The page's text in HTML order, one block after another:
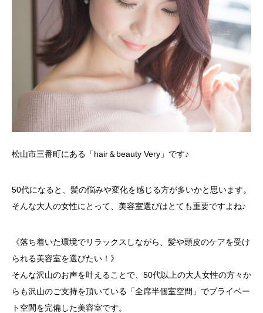
松山市三番町にある「hair＆beauty Very」です♪
50代になると、髪の悩みや変化を感じる方が多いかと思います。
そんな大人の女性にとって、美容室選びはとても重要ですよね♪
《落ち着いた環境でリラックスしながら、髪や頭皮のケアを受け
られる美容室を選びたい！》
そんな沢山のお声を叶えることで、50代以上の大人女性の方々か
らも沢山のご支持を頂いている「全席半個室空間」でプライベー
ト空間を完備した美容室です。